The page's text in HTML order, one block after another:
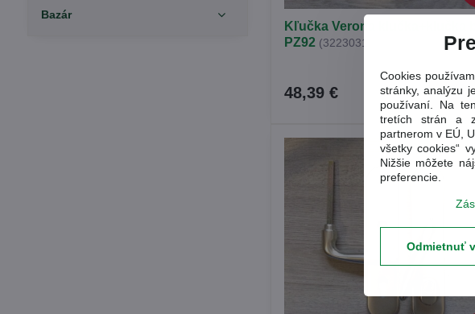
Kľučka Verona klučka+klučka
PZ92 (3223031)
48,39 € Do
Bazár
Cookies
stránky, analýzu
používaní. Na
tretích strán a
partnerom v EÚ,
všetky cookies“
Nižšie môžete
preferencie.
Odmietnuť